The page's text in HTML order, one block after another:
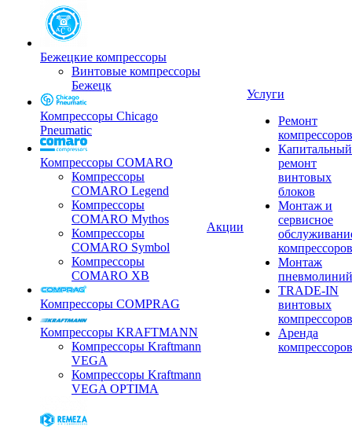
Бежецкие компрессоры
Винтовые компрессоры
Бежецк
Компрессоры Chicago
Pneumatic
Компрессоры COMARO
Компрессоры
COMARO Legend
Компрессоры
COMARO Mythos
Компрессоры
COMARO Symbol
Компрессоры
COMARO XB
Компрессоры COMPRAG
Компрессоры KRAFTMANN
Компрессоры Kraftmann
VEGA
Компрессоры Kraftmann
VEGA OPTIMA
Акции
Услуги
Ремонт
компрессоров
Капитальный
ремонт
винтовых
блоков
Монтаж и
сервисное
компрессоров
Монтаж
пневмолиний
TRADE-IN
винтовых
компрессоров
Аренда
компрессоров